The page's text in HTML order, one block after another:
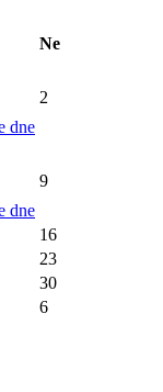
Ne
dne
2
dne
9
16
23
30
6